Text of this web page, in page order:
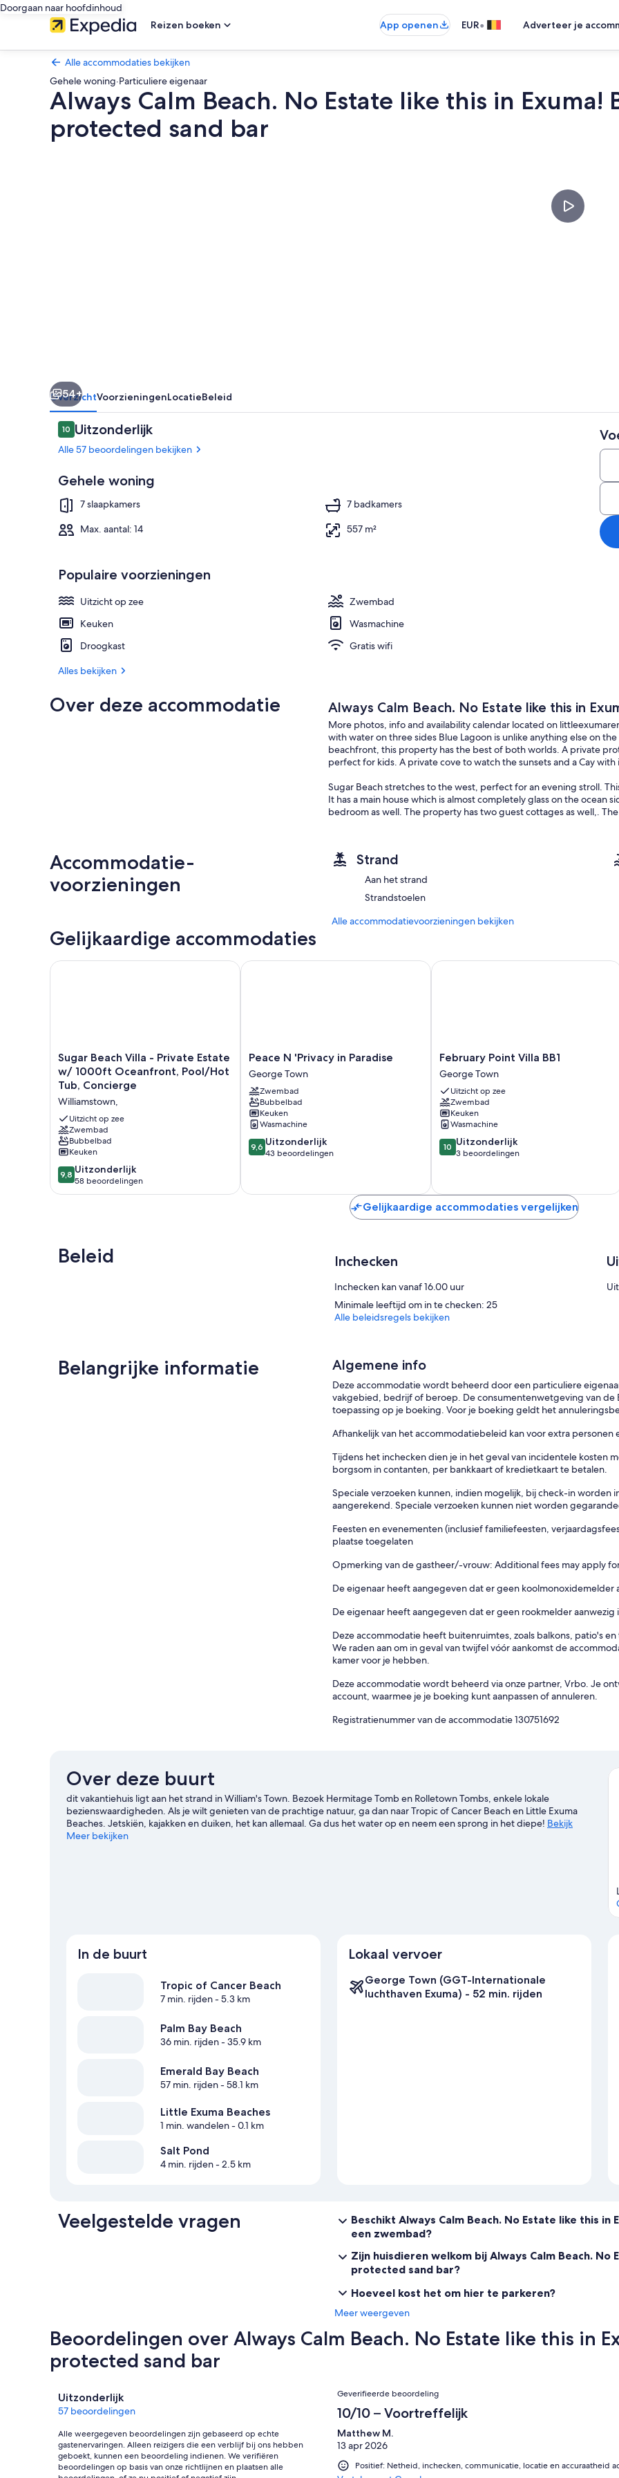
Doorgaan naar hoofdinhoud
Reizen boeken
App openen EUR• Adverteer je
Alle accommodaties bekijken
Gehele woning·Particuliere eigenaar
Always Calm Beach. No Estate like this in Exuma!
protected sand bar
Brand
New
on
protected
sand
bar
Accommodatie ligt op het strand, ligstoelen
54+
OverzichtVoorzieningenLocatieBeleid
Beoordelingen
1010 op 10 –
Uitzonderlijk
Alle 57 beoordelingen bekijken
Gehele woning
7 slaapkamers
7 badkamers
Max. aantal: 14
557 m²
Populaire voorzieningen
Uitzicht op zee
Zwembad
Keuken
Wasmachine
Droogkast
Gratis wifi
Alles bekijken
Over deze accommodatie Always Calm Beach. No Estate like this in
More photos, info and availability calendar located on
with water on three sides Blue Lagoon is unlike anything else on
beachfront, this property has the best of both worlds. A private
perfect for kids. A private cove to watch the sunsets and a Cay
Sugar Beach stretches to the west, perfect for an evening stroll.
It has a main house which is almost completely glass on the
bedroom as well. The property has two guest cottages as well,.
private deck and a few yards from the most beautiful beach on
bath, living and kitchenette layout as well. It is right on the edge of
trees are the only thing between this cottage and the protected
all connected by paths which are close together yet unparalleled
bathrooms, a three sided glass great room, state of the art kitchen
property and a diesel back up generator should power every go
Accommodatie-
voorzieningen
Strand
Aan het strand
Strandstoelen
Alle accommodatievoorzieningen bekijken
Gelijkaardige accommodaties
Sugar
Beach
Villa
-
Private
Estate
w/
1000ft
Oceanfront,
Pool/Hot
Tub,
Concierge
Sugar Beach Villa - Private Estate
w/ 1000ft Oceanfront, Pool/Hot
Tub, Concierge
Williamstown,
Uitzicht op zee
Zwembad
Bubbelbad
Keuken
9.8
van
10,
9,8 Uitzonderlijk
58 beoordelingen
Sugar Beach Villa - Private Estate w/ 1000ft Oceanfront, Pool/Hot Tub, Concierge
Peace
N
'Privacy
in
Paradise
George
Town
Peace N 'Privacy in Paradise
George Town
Zwembad
Bubbelbad
Keuken
Wasmachine
9.6
van
43
9,6 Uitzonderlijk
43 beoordelingen
Peace N 'Privacy in Paradise
February
Point
Villa
BB1
George
Town
February Point Villa BB1
George Town
Uitzicht op zee
Zwembad
Keuken
Wasmachine
10.0
van
3
beoordelingen
10 Uitzonderlijk
3 beoordelingen
February Point Villa BB1
Gelijkaardige accommodaties vergelijken
Beleid Inchecken
Inchecken kan vanaf 16.00 uur
Minimale leeftijd om in te checken: 25
Alle beleidsregels bekijken
Belangrijke informatie Algemene info
Deze accommodatie wordt beheerd door een particuliere
vakgebied, bedrijf of beroep. De consumentenwetgeving van de
toepassing op je boeking. Voor je boeking geldt het
Afhankelijk van het accommodatiebeleid kan voor extra
Tijdens het inchecken dien je in het geval van incidentele
borgsom in contanten, per bankkaart of kredietkaart te betalen.
Speciale verzoeken kunnen, indien mogelijk, bij check-in
aangerekend. Speciale verzoeken kunnen niet worden
Feesten en evenementen (inclusief familiefeesten,
plaatse toegelaten
Opmerking van de gastheer/-vrouw: Additional fees may apply
De eigenaar heeft aangegeven dat er geen koolmonoxidemelder
De eigenaar heeft aangegeven dat er geen rookmelder aanwezig
Deze accommodatie heeft buitenruimtes, zoals balkons, patio's
We raden aan om in geval van twijfel vóór aankomst de
kamer voor je hebben.
Deze accommodatie wordt beheerd via onze partner, Vrbo. Je
account, waarmee je je boeking kunt aanpassen of annuleren.
Registratienummer van de accommodatie 130751692
Over deze buurt
dit vakantiehuis ligt aan het strand in William's Town. Bezoek Hermitage Tomb en Rolletown Tombs, enkele lokale
bezienswaardigheden. Als je wilt genieten van de prachtige natuur, ga dan naar Tropic of Cancer Beach en Little Exuma
Beaches. Jetskiën, kajakken en duiken, het kan allemaal. Ga dus het water op en neem een sprong in het diepe! Bekijk
onze reisgids voor William's Town
Meer bekijken
In de buurt
Tropic of Cancer Beach
7 min. rijden- 5.3 km
Palm Bay Beach
36 min. rijden- 35.9 km
Emerald Bay Beach
57 min. rijden- 58.1 km
Little Exuma Beaches
1 min. wandelen- 0.1 km
Salt Pond
4 min. rijden- 2.5 km
Lokaal vervoer
George Town (GGT-Internationale
luchthaven Exuma) - 52 min. rijden
Veelgestelde vragen
Beschikt Always Calm Beach. No Estate like this
een zwembad?
Zijn huisdieren welkom bij Always Calm Beach. No
protected sand bar?
Hoeveel kost het om hier te parkeren?
Meer weergeven
Beoordelingen over Always Calm Beach. No Estate like this in
protected sand bar
Beoordelingen
Uitzonderlijk
57 beoordelingen
Alle weergegeven beoordelingen zijn gebaseerd op echte
gastenervaringen. Alleen reizigers die een verblijf bij ons hebben
geboekt, kunnen een beoordeling indienen. We verifiëren
beoordelingen op basis van onze richtlijnen en plaatsen alle
Beoordelingen
Geverifieerde beoordeling
10/10 – Voortreffelijk
Matthew M.
13 apr 2026
Positief: Netheid, inchecken, communicatie, locatie en accuraatheid